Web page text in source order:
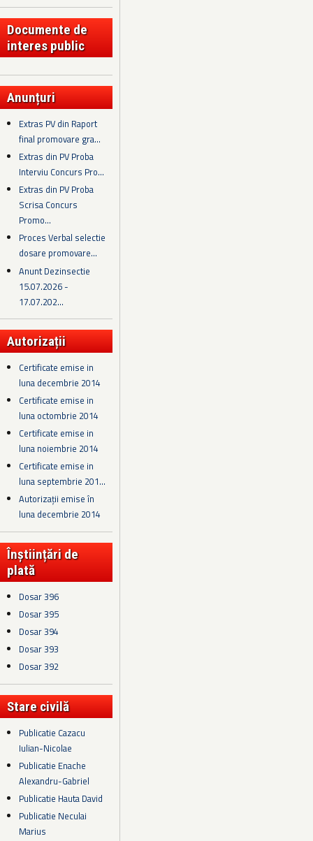
Documente de
interes public
Anunțuri
Extras PV din Raport
final promovare gra...
Extras din PV Proba
Interviu Concurs Pro...
Extras din PV Proba
Scrisa Concurs
Promo...
Proces Verbal selectie
dosare promovare...
Anunt Dezinsectie
15.07.2026 -
17.07.202...
Autorizații
Certificate emise in
luna decembrie 2014
Certificate emise in
luna octombrie 2014
Certificate emise in
luna noiembrie 2014
Certificate emise in
luna septembrie 201...
Autorizații emise în
luna decembrie 2014
Înștiințări de
plată
Dosar 396
Dosar 395
Dosar 394
Dosar 393
Dosar 392
Stare civilă
Publicatie Cazacu
Iulian-Nicolae
Publicatie Enache
Alexandru-Gabriel
Publicatie Hauta David
Publicatie Neculai
Marius